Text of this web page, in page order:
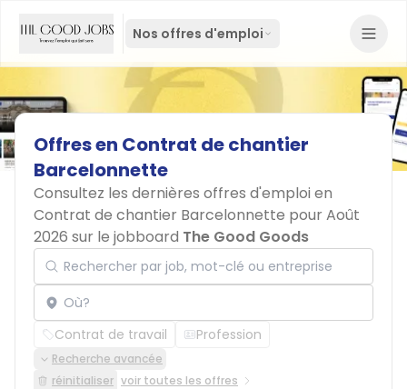
Nos offres d'emploi
Offresen Contrat dechantier
Barcelonnette
Consultez les dernières offres d'emploi en
Contrat de chantier Barcelonnette pour Août
2026 sur le jobboard The Good Goods
Rechercher par job, mot-clé ou entreprise
Localisation
Contrat de travail Profession
Recherche avancée
réinitialiser voir toutes les offres